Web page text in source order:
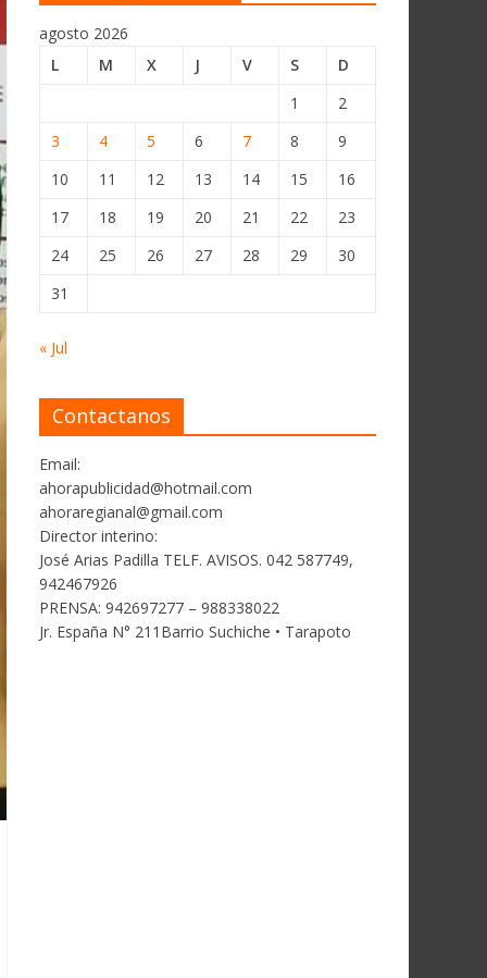
agosto 2026
L
M X J V S
D
1
2
3
4 5 6 7 8
9
10
11 12 13 14 15
16
17
18 19 20 21 22
23
24
25 26 27 28 29
30
31
« Jul
Contactanos
Email:
ahorapublicidad@hotmail.com
ahoraregianal@gmail.com
Director interino:
José Arias Padilla TELF. AVISOS. 042 587749,
942467926
PRENSA: 942697277 – 988338022
Jr. España N° 211Barrio Suchiche • Tarapoto